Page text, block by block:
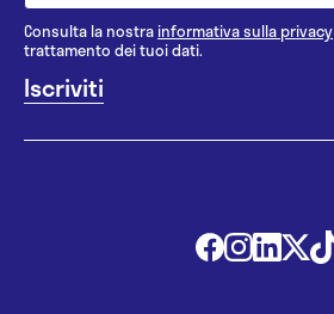
Consulta la nostrainformativa sulla privacy
trattamento dei tuoi dati.